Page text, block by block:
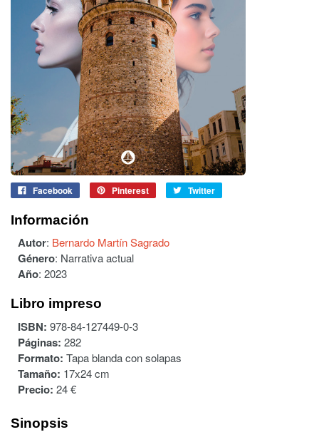
Facebook Pinterest Twitter
Información
Autor: Bernardo Martín Sagrado
Género: Narrativa actual
Año: 2023
Libro impreso
ISBN: 978-84-127449-0-3
Páginas: 282
Formato: Tapa blanda con solapas
Tamaño: 17x24 cm
Precio: 24 €
Sinopsis